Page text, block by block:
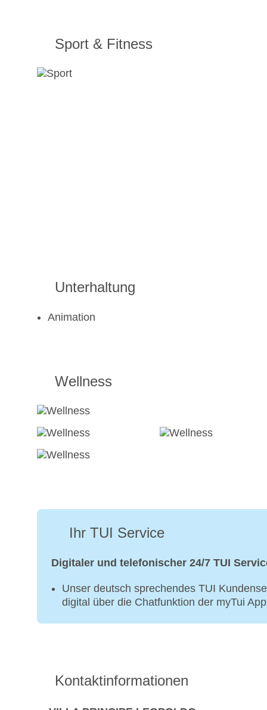
Sport & Fitness
Unterhaltung
Animation
Wellness
Ihr TUI Service
Digitaler und telefonischer 24/7 TUI
Unser deutsch sprechendes TUI
digital über die Chatfunktion der myTui
Kontaktinformationen